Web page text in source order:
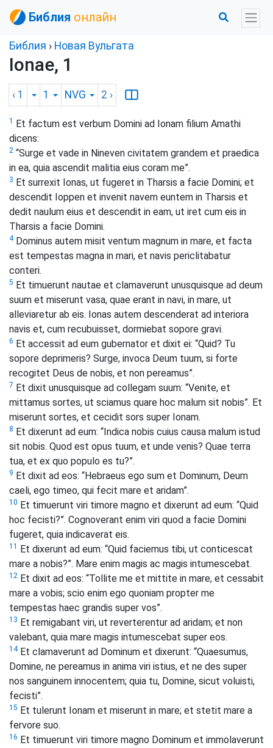
Библия онлайн
Библия › Новая Вульгата
Ionae, 1
‹ 1 1 NVG 2 ›
1
Et factum est verbum Domini ad Ionam filium Amathi
dicens:
2 “Surge et vade in Nineven civitatem grandem et praedica
in ea, quia ascendit malitia eius coram me”.
3 Et surrexit Ionas, ut fugeret in Tharsis a facie Domini; et
descendit Ioppen et invenit navem euntem in Tharsis et
dedit naulum eius et descendit in eam, ut iret cum eis in
Tharsis a facie Domini.
4Dominus autem misit ventum magnum in mare, et facta
est tempestas magna in mari, et navis periclitabatur
conteri.
5 Et timuerunt nautae et clamaverunt unusquisque ad deum
suum et miserunt vasa, quae erant in navi, in mare, ut
alleviaretur ab eis. Ionas autem descenderat ad interiora
navis et, cum recubuisset, dormiebat sopore gravi.
6 Et accessit ad eum gubernator et dixit ei: “Quid? Tu
sopore deprimeris? Surge, invoca Deum tuum, si forte
recogitet Deus de nobis, et non pereamus”.
7 Et dixit unusquisque ad collegam suum: “Venite, et
mittamus sortes, ut sciamus quare hoc malum sit nobis”. Et
miserunt sortes, et cecidit sors super Ionam.
8 Et dixerunt ad eum: “Indica nobis cuius causa malum istud
sit nobis. Quod est opus tuum, et unde venis? Quae terra
tua, et ex quo populo es tu?”.
9 Et dixit ad eos: “Hebraeus ego sum et Dominum, Deum
caeli, ego timeo, qui fecit mare et aridam”.
10 Et timuerunt viri timore magno et dixerunt ad eum: “Quid
hoc fecisti?”. Cognoverant enim viri quod a facie Domini
fugeret, quia indicaverat eis.
11
Et dixerunt ad eum: “Quid faciemus tibi, ut conticescat
mare a nobis?”. Mare enim magis ac magis intumescebat.
12 Et dixit ad eos: “Tollite me et mittite in mare, et cessabit
mare a vobis; scio enim ego quoniam propter me
tempestas haec grandis super vos”.
13 Et remigabant viri, ut reverterentur ad aridam; et non
valebant, quia mare magis intumescebat super eos.
14Et clamaverunt ad Dominum et dixerunt: “Quaesumus,
Domine, ne pereamus in anima viri istius, et ne des super
nos sanguinem innocentem; quia tu, Domine, sicut voluisti,
fecisti”.
15 Et tulerunt Ionam et miserunt in mare; et stetit mare a
fervore suo.
16 Et timuerunt viri timore magno Dominum et immolaverunt